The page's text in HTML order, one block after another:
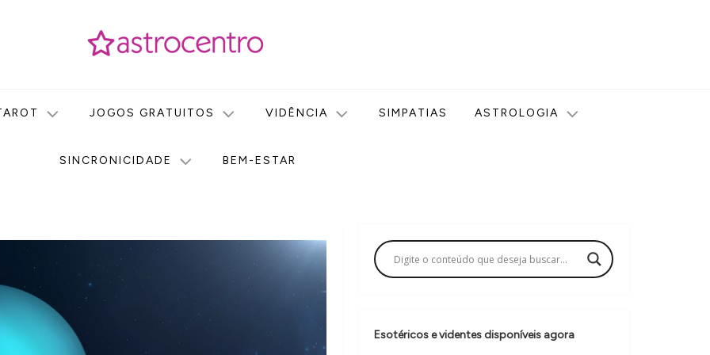
JOGOS GRATUITOS VIDÊNCIA SIMPATIAS ASTROLOGIA
SINCRONICIDADE BEM-ESTAR
Esotéricos e videntes disponíveis agora